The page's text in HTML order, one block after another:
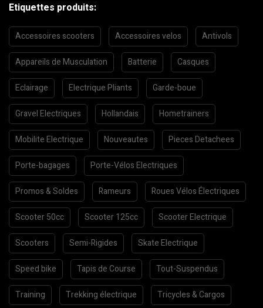
Etiquettes produits:
Accessoires scooters Accessoires velos Antivols
Appareils de Musculation Batterie Casques
Eclairage Electrique Pliants Garde-boue
Gravel Electriques Hollandais Hometrainers
Mobilite Electrique Nouveautes Pieces Detachees
Porte-bagages Porte-Vélos Electriques
Promos & Soldes Rameurs Roues Vélos Électriques
Scooter 50cc Scooter 125cc Scooter Electrique
Scooters Semi-Rigides Skate Electrique
Speed bike Tapis de Course Tout-Suspendus
Training Trekking électrique Tricycles & Cargos